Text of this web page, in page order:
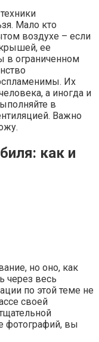
Мало кто
воздухе – если
ее
в ограниченном
Их
а иногда и
в
Важно
как и
но оно, как
через весь
по этой теме не
своей
фотографий, вы